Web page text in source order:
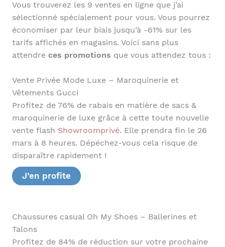
Vous trouverez les 9 ventes en ligne que j’ai
sélectionné spécialement pour vous. Vous pourrez
économiser par leur biais jusqu’à -61% sur les
tarifs affichés en magasins. Voici sans plus
attendre ces promotions que vous attendez tous :
Vente Privée Mode Luxe – Maroquinerie et
Vêtements Gucci
Profitez de 76% de rabais en matière de sacs &
maroquinerie de luxe grâce à cette toute nouvelle
vente flash Showroomprivé. Elle prendra fin le 26
mars à 8 heures. Dépéchez-vous cela risque de
disparaître rapidement !
J’en profite
Chaussures casual Oh My Shoes – Ballerines et
Talons
Profitez de 84% de réduction sur votre prochaine